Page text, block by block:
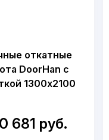
откатные
DoorHan с
1300х2100
681 руб.